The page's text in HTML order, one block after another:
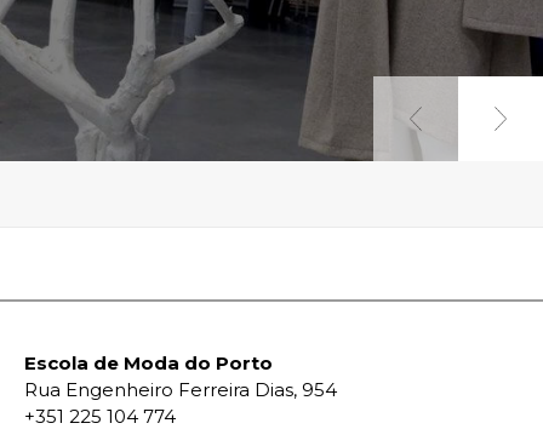
Escola de Moda do Porto
Rua Engenheiro Ferreira Dias, 954
+351 225 104 774